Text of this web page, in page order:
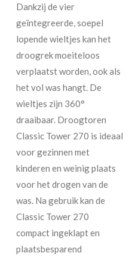
Dankzij de vier
geïntegreerde, soepel
lopende wieltjes kan het
droogrek moeiteloos
verplaatst worden, ook als
het vol was hangt. De
wieltjes zijn 360°
draaibaar. Droogtoren
Classic Tower 270 is ideaal
voor gezinnen met
kinderen en weinig plaats
voor het drogen van de
was. Na gebruik kan de
Classic Tower 270
compact ingeklapt en
plaatsbesparend